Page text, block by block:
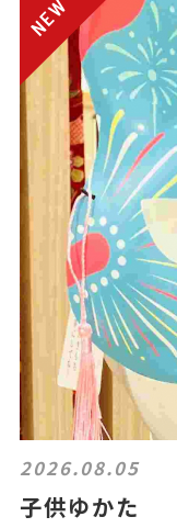
2026.08.05
子供ゆかた